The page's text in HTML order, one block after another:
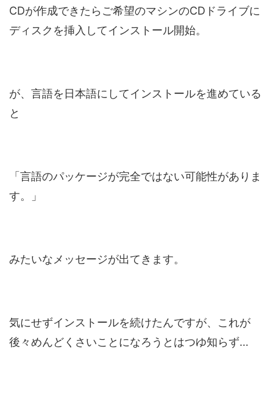
CDが作成できたらご希望のマシンのCDドライブに
ディスクを挿入してインストール開始。
が、言語を日本語にしてインストールを進めている
と
「言語のパッケージが完全ではない可能性がありま
す。」
みたいなメッセージが出てきます。
気にせずインストールを続けたんですが、これが
後々めんどくさいことになろうとはつゆ知らず…